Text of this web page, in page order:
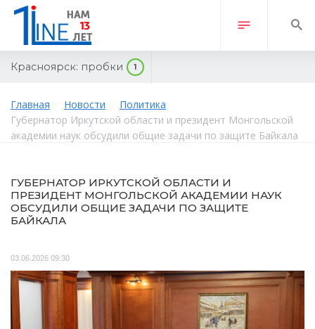
Красноярск: пробки 1
Главная Новости
Политика
Губернатор Иркутской области и президент Монгольской
академии наук обсудили общие задачи по защите Байкала
ГУБЕРНАТОР ИРКУТСКОЙ ОБЛАСТИ И
ПРЕЗИДЕНТ МОНГОЛЬСКОЙ АКАДЕМИИ НАУК
ОБСУДИЛИ ОБЩИЕ ЗАДАЧИ ПО ЗАЩИТЕ
БАЙКАЛА
03.06.2026 09:30